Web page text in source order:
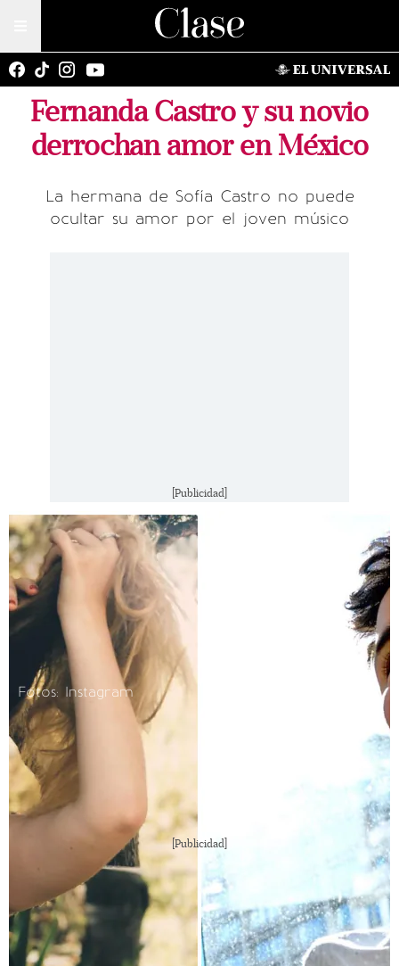
Fernanda Castro y su novio
derrochan amor en México
La hermana de Sofía Castro no puede
ocultar su amor por el joven músico
[Publicidad]
Fotos: Instagram
[Publicidad]